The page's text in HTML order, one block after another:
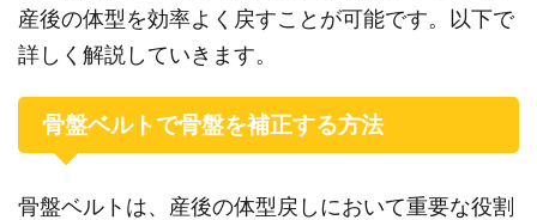
産後の体型を効率よく戻すことが可能です。以下で
詳しく解説していきます。
骨盤ベルトで骨盤を補正する方法
骨盤ベルトは、産後の体型戻しにおいて重要な役割